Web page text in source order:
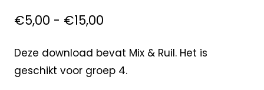
€5,00 - €15,00
Deze download bevat Mix & Ruil. Het is
geschikt voor groep 4.